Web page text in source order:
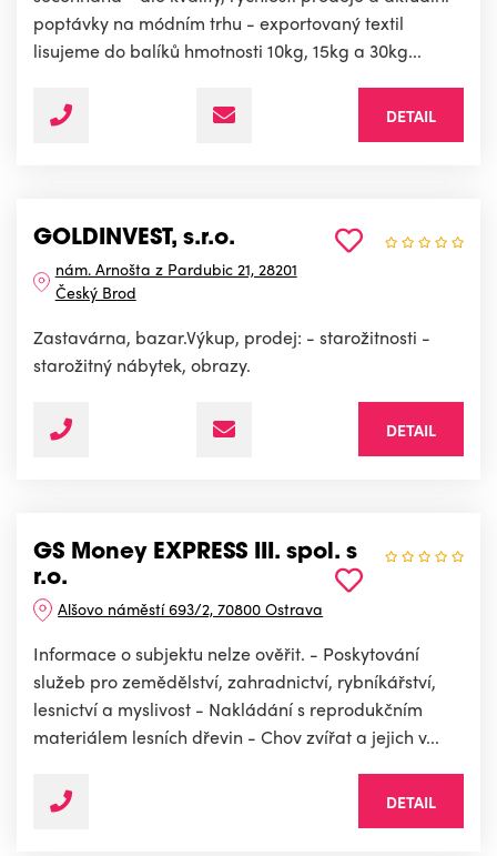
poptávky na módním trhu - exportovaný textil
lisujeme do balíků hmotnosti 10kg, 15kg a 30kg...
DETAIL
GOLDINVEST, s.r.o.
nám. Arnošta z Pardubic 21, 28201
Český Brod
Zastavárna, bazar.Výkup, prodej: - starožitnosti -
starožitný nábytek, obrazy.
DETAIL
GS Money EXPRESS III. spol. s
r.o.
Alšovo náměstí 693/2, 70800 Ostrava
Informace o subjektu nelze ověřit. - Poskytování
služeb pro zemědělství, zahradnictví, rybníkářství,
lesnictví a myslivost - Nakládání s reprodukčním
materiálem lesních dřevin - Chov zvířat a jejich v...
DETAIL